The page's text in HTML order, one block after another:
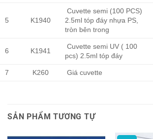
5 K1940
Cuvette semi (100 PCS)
2.5ml tóp đáy nhựa PS,
tròn bên trong
6 K1941
Cuvette semi UV ( 100
pcs) 2.5ml tóp đáy
7 K260 Giá cuvette
SẢN PHẨM TƯƠNG TỰ